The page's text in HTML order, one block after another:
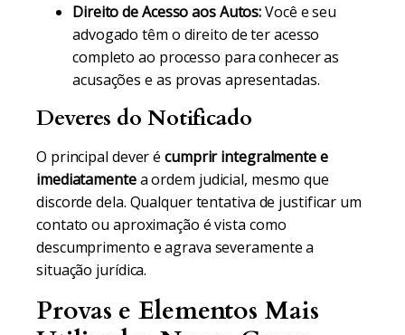
Direito de Acesso aos Autos:Você e seu
advogado têm o direito de ter acesso
completo ao processo para conhecer as
acusações e as provas apresentadas.
Deveres do Notificado
O principal dever é cumprir integralmente e
imediatamentea ordem judicial, mesmo que
discorde dela. Qualquer tentativa de justificar um
contato ou aproximação é vista como
descumprimento e agrava severamente a
situação jurídica.
Provas e Elementos Mais